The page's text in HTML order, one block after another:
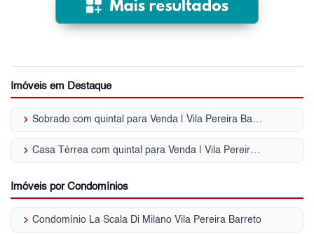
Imóveis em Destaque
keyboard_arrow_right Sobrado com quintal para Venda | Vila Pereira Barreto (Zona Oeste)
keyboard_arrow_right Casa Térrea com quintal para Venda | Vila Pereira Barreto (Zona Oeste)
Imóveis por Condomínios
keyboard_arrow_right Condomínio La Scala Di Milano Vila Pereira Barreto